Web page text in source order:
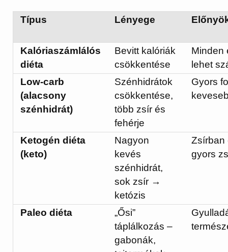
Típus Lényege
Kalóriaszámlálós
diéta
Bevitt kalóriák
csökkentése
Minden
lehet
Low-carb
(alacsony
szénhidrát)
Szénhidrátok
csökkentése,
több zsír és
fehérje
Gyors
Ketogén diéta
(keto)
Nagyon
kevés
szénhidrát,
sok zsír →
ketózis
gyors
Paleo diéta
„Ősi”
táplálkozás –
gabonák,